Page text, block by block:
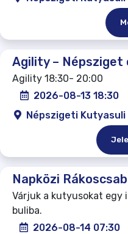
Agility –
Agility 18:30- 20:00
2026-08-13 18:30
Népszigeti Kutyasuli
Napközi
Várjuk a kutyusokat egy
buliba.
2026-08-14 07:30